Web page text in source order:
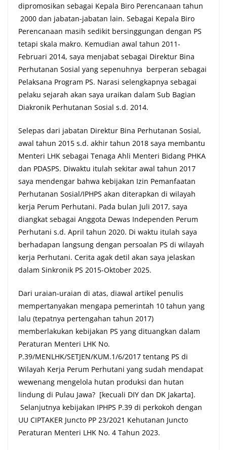
dipromosikan sebagai Kepala Biro Perencanaan tahun
2000 dan jabatan-jabatan lain. Sebagai Kepala Biro
Perencanaan masih sedikit bersinggungan dengan PS
tetapi skala makro. Kemudian awal tahun 2011-
Februari 2014, saya menjabat sebagai Direktur Bina
Perhutanan Sosial yang sepenuhnya berperan sebagai
Pelaksana Program PS. Narasi selengkapnya sebagai
pelaku sejarah akan saya uraikan dalam Sub Bagian
Diakronik Perhutanan Sosial s.d. 2014.
Selepas dari jabatan Direktur Bina Perhutanan Sosial,
awal tahun 2015 s.d. akhir tahun 2018 saya membantu
Menteri LHK sebagai Tenaga Ahli Menteri Bidang PHKA
dan PDASPS. Diwaktu itulah sekitar awal tahun 2017
saya mendengar bahwa kebijakan Izin Pemanfaatan
Perhutanan Sosial/IPHPS akan diterapkan di wilayah
kerja Perum Perhutani. Pada bulan Juli 2017, saya
diangkat sebagai Anggota Dewas Independen Perum
Perhutani s.d. April tahun 2020. Di waktu itulah saya
berhadapan langsung dengan persoalan PS di wilayah
kerja Perhutani. Cerita agak detil akan saya jelaskan
dalam Sinkronik PS 2015-Oktober 2025.
Dari uraian-uraian di atas, diawal artikel penulis
mempertanyakan mengapa pemerintah 10 tahun yang
lalu (tepatnya pertengahan tahun 2017)
memberlakukan kebijakan PS yang dituangkan dalam
Peraturan Menteri LHK No.
P.39/MENLHK/SETJEN/KUM.1/6/2017 tentang PS di
Wilayah Kerja Perum Perhutani yang sudah mendapat
wewenang mengelola hutan produksi dan hutan
lindung di Pulau Jawa? [kecuali DIY dan DK Jakarta].
Selanjutnya kebijakan IPHPS P.39 di perkokoh dengan
UU CIPTAKER Juncto PP 23/2021 Kehutanan Juncto
Peraturan Menteri LHK No. 4 Tahun 2023.